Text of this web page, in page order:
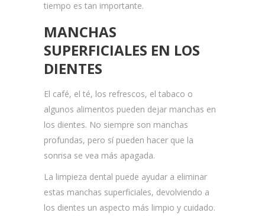
tiempo es tan importante.
MANCHAS
SUPERFICIALES EN LOS
DIENTES
El café, el té, los refrescos, el tabaco o
algunos alimentos pueden dejar manchas en
los dientes. No siempre son manchas
profundas, pero sí pueden hacer que la
sonrisa se vea más apagada.
La limpieza dental puede ayudar a eliminar
estas manchas superficiales, devolviendo a
los dientes un aspecto más limpio y cuidado.